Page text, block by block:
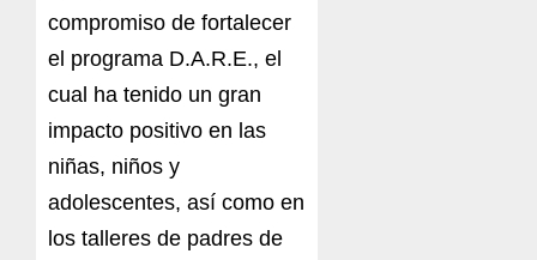
compromiso de fortalecer
el programa D.A.R.E., el
cual ha tenido un gran
impacto positivo en las
niñas, niños y
adolescentes, así como en
los talleres de padres de